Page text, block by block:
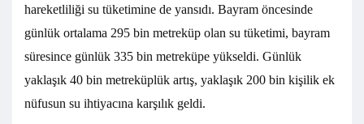
hareketliliği su tüketimine de yansıdı. Bayram öncesinde
günlük ortalama 295 bin metreküp olan su tüketimi, bayram
süresince günlük 335 bin metreküpe yükseldi. Günlük
yaklaşık 40 bin metreküplük artış, yaklaşık 200 bin kişilik ek
nüfusun su ihtiyacına karşılık geldi.